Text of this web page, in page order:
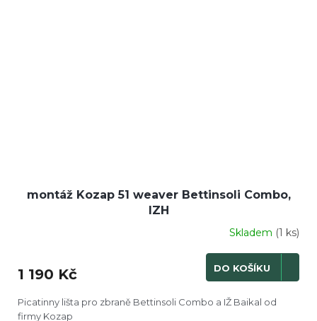
montáž Kozap 51 weaver Bettinsoli Combo,
IZH
Skladem (1 ks)
1 190 Kč DO KOŠÍKU
Picatinny lišta pro zbraně Bettinsoli Combo a IŽ Baikal od
firmy Kozap